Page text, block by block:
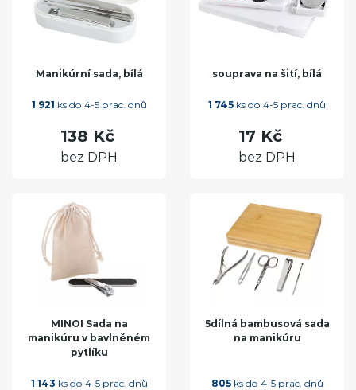
Manikúrní sada, bílá
1 921 ks do 4-5 prac. dnů
138 Kč
bez DPH
souprava na šití, bílá
1 745 ks do 4-5 prac. dnů
17 Kč
bez DPH
MINOI Sada na
manikúru v bavlněném
pytlíku
1 143 ks do 4-5 prac. dnů
5dílná bambusová sada
na manikúru
805ks do 4-5 prac. dnů